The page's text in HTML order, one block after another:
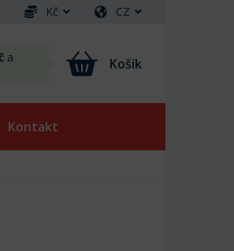
Kč CZ
a
Košík
Kontakt